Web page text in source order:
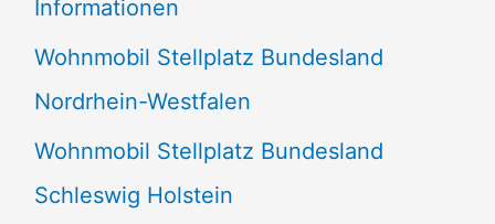
n
n
a
c
h
Informationen
Wohnmobil Stellplatz Bundesland
Nordrhein-Westfalen
Wohnmobil Stellplatz Bundesland
Schleswig Holstein